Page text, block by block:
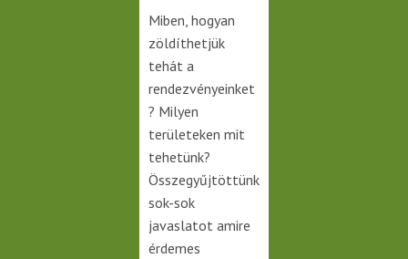
Miben, hogyan
zöldíthetjük
tehát a
rendezvényeinket
? Milyen
területeken mit
tehetünk?
Összegyűjtöttünk
sok-sok
javaslatot amire
érdemes